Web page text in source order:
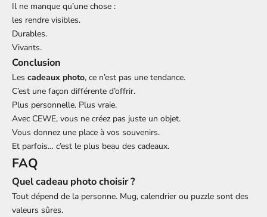
Il ne manque qu’une chose :
les rendre visibles.
Durables.
Vivants.
Conclusion
Les cadeaux photo, ce n’est pas une tendance.
C’est une façon différente d’offrir.
Plus personnelle. Plus vraie.
Avec CEWE, vous ne créez pas juste un objet.
Vous donnez une place à vos souvenirs.
Et parfois… c’est le plus beau des cadeaux.
FAQ
Quel cadeau photo choisir ?
Tout dépend de la personne. Mug, calendrier ou puzzle sont des
valeurs sûres.